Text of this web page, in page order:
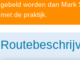
gebeld worden dan Mark
met de praktijk.